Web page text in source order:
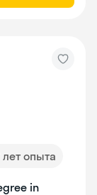
лет опыта
in